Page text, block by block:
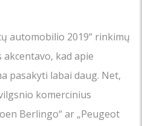
automobilio 2019“ rinkimų
kad apie
pasakyti labai daug. Net,
komercinius
Berlingo“ ar „Peugeot